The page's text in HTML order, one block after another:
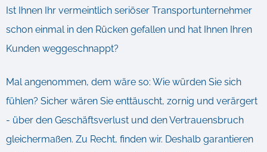
Ist Ihnen Ihr vermeintlich seriöser Transportunternehmer
schon einmal in den Rücken gefallen und hat Ihnen Ihren
Kunden weggeschnappt?
Mal angenommen, dem wäre so: Wie würden Sie sich
fühlen? Sicher wären Sie enttäuscht, zornig und verärgert
- über den Geschäftsverlust und den Vertrauensbruch
gleichermaßen. Zu Recht, finden wir. Deshalb garantieren